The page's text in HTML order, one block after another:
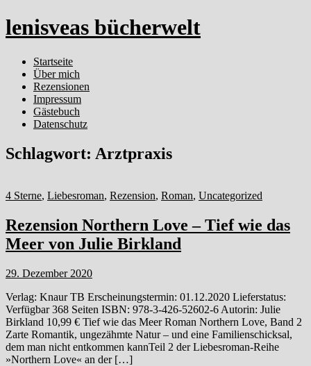
lenisveas bücherwelt
Startseite
Über mich
Rezensionen
Impressum
Gästebuch
Datenschutz
Schlagwort: Arztpraxis
4 Sterne, Liebesroman, Rezension, Roman, Uncategorized
Rezension Northern Love – Tief wie das
Meer von Julie Birkland
29. Dezember 2020
Verlag: Knaur TB Erscheinungstermin: 01.12.2020 Lieferstatus:
Verfügbar 368 Seiten ISBN: 978-3-426-52602-6 Autorin: Julie
Birkland 10,99 € Tief wie das Meer Roman Northern Love, Band 2
Zarte Romantik, ungezähmte Natur – und eine Familienschicksal,
dem man nicht entkommen kannTeil 2 der Liebesroman-Reihe
»Northern Love« an der […]